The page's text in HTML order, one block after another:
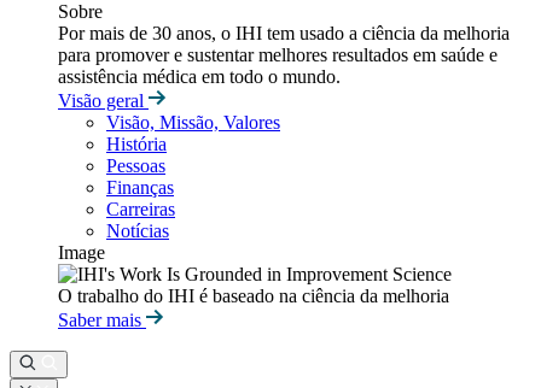
Sobre
Por mais de 30 anos, o IHI tem usado a ciência da melhoria
para promover e sustentar melhores resultados em saúde e
assistência médica em todo o mundo.
Visão geral
Visão, Missão, Valores
História
Pessoas
Finanças
Carreiras
Notícias
Image
O trabalho do IHI é baseado na ciência da melhoria
Saber mais